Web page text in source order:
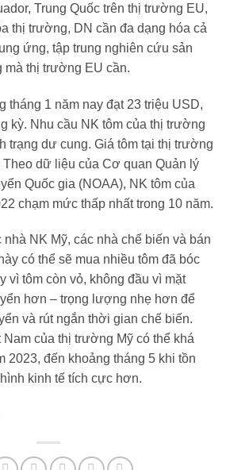
Trung Quốc trên thị trường EU,
thị trường, DN cần đa dạng hóa cả
ứng, tập trung nghiên cứu sản
mà thị trường EU cần.
tháng 1 năm nay đạt 23 triệu USD,
kỳ. Nhu cầu NK tôm của thị trường
trạng dư cung. Giá tôm tại thị trường
Theo dữ liệu của Cơ quan Quản lý
Quốc gia (NOAA), NK tôm của
chạm mức thấp nhất trong 10 năm.
NK Mỹ, các nhà chế biến và bán
có thể sẽ mua nhiều tôm đã bóc
vì tôm còn vỏ, không đầu vì mặt
hơn – trọng lượng nhẹ hơn để
và rút ngắn thời gian chế biến.
Nam của thị trường Mỹ có thể khá
2023, đến khoảng tháng 5 khi tồn
kinh tế tích cực hơn.